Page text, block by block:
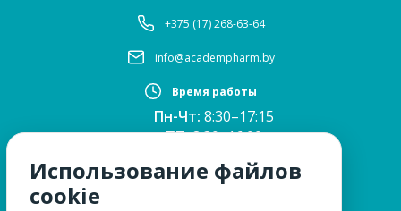
+375 (17) 268-63-64
info@academpharm.by
Время работы
Пн-Чт: 8:30–17:15
ПТ:8:30–16:00
12:30–13:00
Сб, Вс:выходные
Использование файлов
cookie